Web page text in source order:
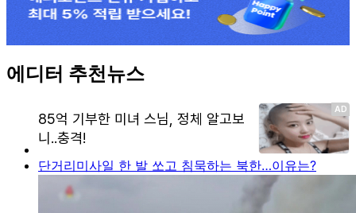
에디터 추천뉴스
단거리미사일 한 발 쏘고 침묵하는 북한…이유는?